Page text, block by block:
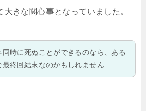
大きな関心事となっていました。
同時に死ぬことができるのなら、ある
最終回結末なのかもしれません